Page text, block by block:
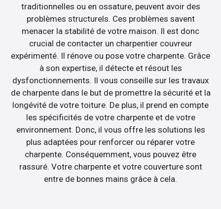
traditionnelles ou en ossature, peuvent avoir des
problèmes structurels. Ces problèmes savent
menacer la stabilité de votre maison. Il est donc
crucial de contacter un charpentier couvreur
expérimenté. Il rénove ou pose votre charpente. Grâce
à son expertise, il détecte et résout les
dysfonctionnements. Il vous conseille sur les travaux
de charpente dans le but de promettre la sécurité et la
longévité de votre toiture. De plus, il prend en compte
les spécificités de votre charpente et de votre
environnement. Donc, il vous offre les solutions les
plus adaptées pour renforcer ou réparer votre
charpente. Conséquemment, vous pouvez être
rassuré. Votre charpente et votre couverture sont
entre de bonnes mains grâce à cela.